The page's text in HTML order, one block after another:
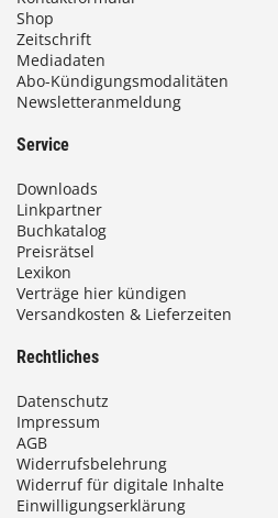
Shop
Zeitschrift
Mediadaten
Abo-Kündigungsmodalitäten
Newsletteranmeldung
Service
Downloads
Linkpartner
Buchkatalog
Preisrätsel
Lexikon
Verträge hier kündigen
Versandkosten & Lieferzeiten
Rechtliches
Datenschutz
Impressum
AGB
Widerrufsbelehrung
Widerruf für digitale Inhalte
Einwilligungserklärung